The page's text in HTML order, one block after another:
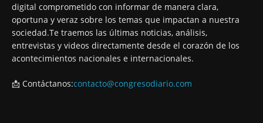
digital comprometido con informar de manera clara,
oportuna y veraz sobre los temas que impactan a nuestra
sociedad.Te traemos las últimas noticias, análisis,
entrevistas y videos directamente desde el corazón de los
acontecimientos nacionales e internacionales.
📩 Contáctanos:contacto@congresodiario.com